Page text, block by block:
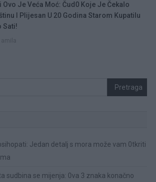
Ovo Je Veća Moć: Čud0 Koje Je Čekalo
I Plijesan U 20 Godina Starom Kupatilu
Sati!
Pretraga
Jedan detalj s mora može vam 0tkriti
sudbina se mijenja: 0va 3 znaka konačno